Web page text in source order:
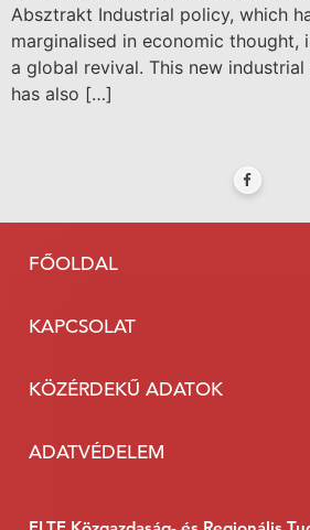
Absztrakt Industrial policy, which
marginalised in economic thought,
a global revival. This new
has also […]
FŐOLDAL
KAPCSOLAT
KÖZÉRDEKŰ ADATOK
ADATVÉDELEM